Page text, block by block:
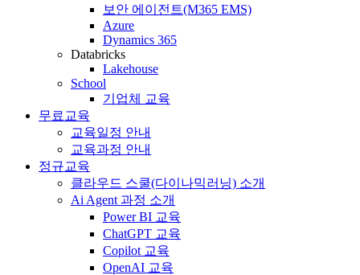
보안 에이전트(M365 EMS)
Azure
Dynamics 365
Databricks
Lakehouse
School
기업체 교육
무료교육
교육일정 안내
교육과정 안내
정규교육
클라우드 스쿨(다이나믹러닝) 소개
Ai Agent 과정 소개
Power BI 교육
ChatGPT 교육
Copilot 교육
OpenAI 교육